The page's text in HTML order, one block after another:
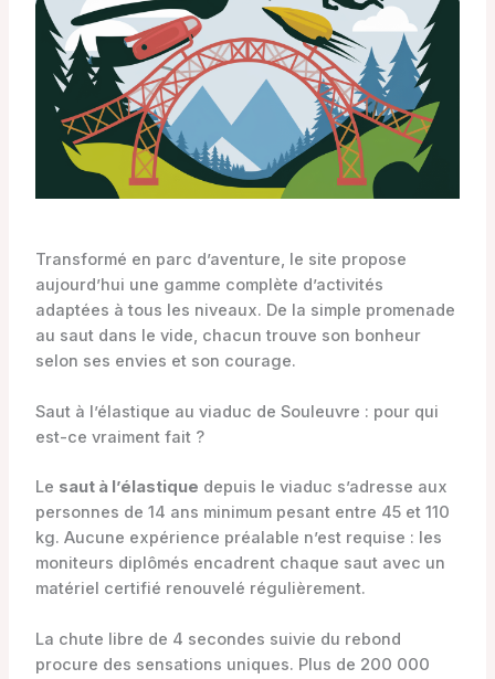
Transformé en parc d’aventure, le site propose
aujourd’hui une gamme complète d’activités
adaptées à tous les niveaux. De la simple promenade
au saut dans le vide, chacun trouve son bonheur
selon ses envies et son courage.
Saut à l’élastique au viaduc de Souleuvre : pour qui
est-ce vraiment fait ?
Le saut à l’élastique depuis le viaduc s’adresse aux
personnes de 14 ans minimum pesant entre 45 et 110
kg. Aucune expérience préalable n’est requise : les
moniteurs diplômés encadrent chaque saut avec un
matériel certifié renouvelé régulièrement.
La chute libre de 4 secondes suivie du rebond
procure des sensations uniques. Plus de 200 000